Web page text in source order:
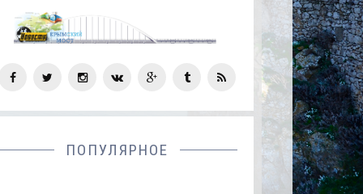
СОЦ
СЕТИ
ПОПУЛЯРНОЕ